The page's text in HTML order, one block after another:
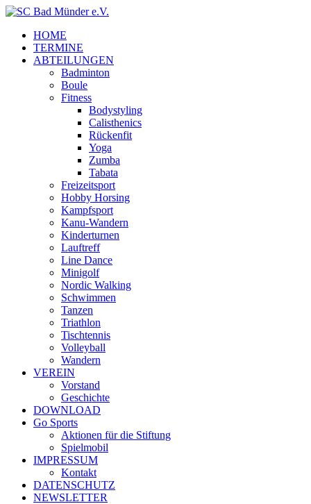
HOME
TERMINE
ABTEILUNGEN
Badminton
Boule
Fitness
Bodystyling
Calisthenics
Rückenfit
Yoga
Zumba
Tabata
Freizeitsport
Hobby Horsing
Kampfsport
Kanu-Wandern
Kinderturnen
Lauftreff
Line Dance
Minigolf
Nordic Walking
Schwimmen
Tanzen
Triathlon
Tischtennis
Volleyball
Wandern
VEREIN
Vorstand
Geschichte
DOWNLOAD
Go Sports
Aktionen für die Stiftung
Spielmobil
IMPRESSUM
Kontakt
DATENSCHUTZ
NEWSLETTER